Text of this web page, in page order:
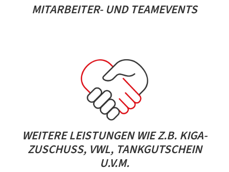
MITARBEITER- UND TEAMEVENTS
WEITERE LEISTUNGEN WIE Z.B. KIGA-
ZUSCHUSS, VWL, TANKGUTSCHEIN
U.V.M.